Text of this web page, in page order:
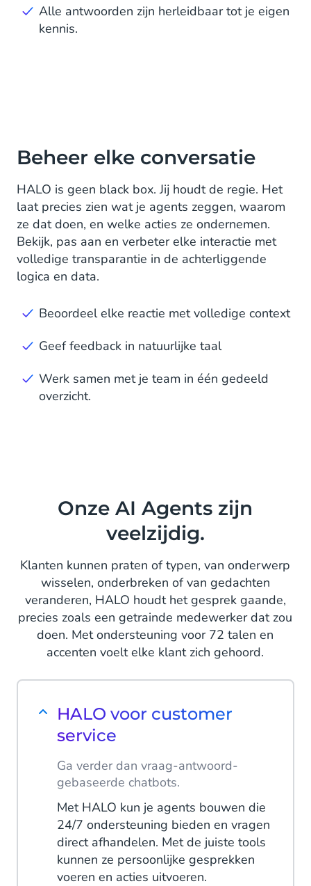
Alle antwoorden zijn herleidbaar tot je eigen
kennis.
Beheer elke conversatie
HALO is geen black box. Jij houdt de regie. Het
laat precies zien wat je agents zeggen, waarom
ze dat doen, en welke acties ze ondernemen.
Bekijk, pas aan en verbeter elke interactie met
volledige transparantie in de achterliggende
logica en data.
Beoordeel elke reactie met volledige context
Geef feedback in natuurlijke taal
Werk samen met je team in één gedeeld
overzicht.
Onze AI Agents zijn
veelzijdig.
Klanten kunnen praten of typen, van onderwerp
wisselen, onderbreken of van gedachten
veranderen, HALO houdt het gesprek gaande,
precies zoals een getrainde medewerker dat zou
doen. Met ondersteuning voor 72 talen en
accenten voelt elke klant zich gehoord.
HALO voor customer
service
Ga verder dan vraag-antwoord-
gebaseerde chatbots.
Met HALO kun je agents bouwen die
24/7 ondersteuning bieden en vragen
direct afhandelen. Met de juiste tools
kunnen ze persoonlijke gesprekken
voeren en acties uitvoeren.